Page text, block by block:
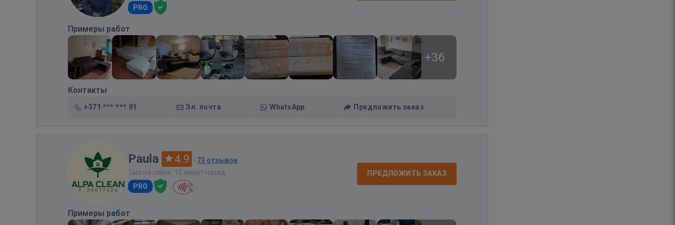
PRO
Примеры работ
+36
Контакты
+371 *** *** 91 Эл. почта WhatsApp Предложить заказ
Paula 4.9 · 73 отзывов
Был на сайте: 15 минут назад
PRO
ПРЕДЛОЖИТЬ ЗАКАЗ
Примеры работ